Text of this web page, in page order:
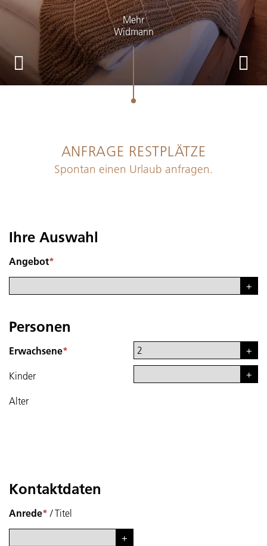
Mehr
Widmann
ANFRAGE RESTPLÄTZE
Spontan einen Urlaub anfragen.
Ihre Auswahl
Angebot*
Personen
Erwachsene*
Kinder
Alter
Kontaktdaten
Anrede* /Titel